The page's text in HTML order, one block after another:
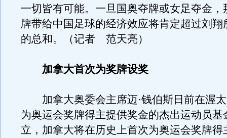
一切皆有可能。一旦国奥夺牌或女足夺金，
牌带给中国足球的经济效应将肯定超过刘翔
的总和。（记者 范天亮）
加拿大首次为奖牌设奖
加拿大奥委会主席迈·钱伯斯日前在渥太
为奥运会奖牌得主提供奖金的杰出运动员基
立，加拿大将在历史上首次为奥运会奖牌得